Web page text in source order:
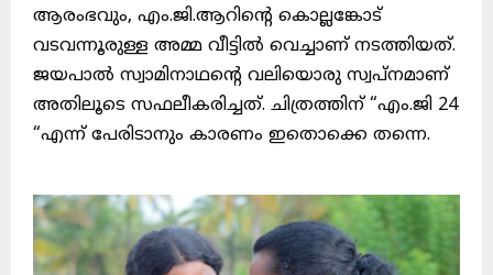
ആരംഭവും, എം.ജി.ആറിൻ്റെ കൊല്ലങ്കോട്
വടവന്നൂരുള്ള അമ്മ വീട്ടിൽ വെച്ചാണ് നടത്തിയത്‌.
ജയപാൽ സ്വാമിനാഥൻ്റെ വലിയൊരു സ്വപ്നമാണ്
അതിലൂടെ സഫലീകരിച്ചത്. ചിത്രത്തിന് “എം.ജി 24
“എന്ന് പേരിടാനും കാരണം ഇതൊക്കെ തന്നെ.